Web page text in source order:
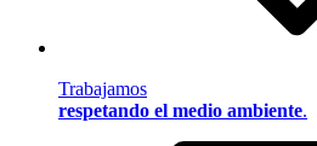
Trabajamos
respetando el medio ambiente.